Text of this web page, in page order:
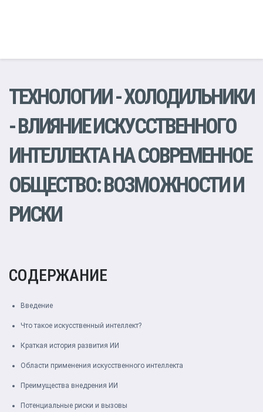
ТЕХНОЛОГИИ-ХОЛОДИЛЬНИКИ
- ВЛИЯНИЕ ИСКУССТВЕННОГО
ИНТЕЛЛЕКТА НА СОВРЕМЕННОЕ
ОБЩЕСТВО: ВОЗМОЖНОСТИ И
РИСКИ
СОДЕРЖАНИЕ
Введение
Что такое искусственный интеллект?
Краткая история развития ИИ
Области применения искусственного интеллекта
Преимущества внедрения ИИ
Потенциальные риски и вызовы